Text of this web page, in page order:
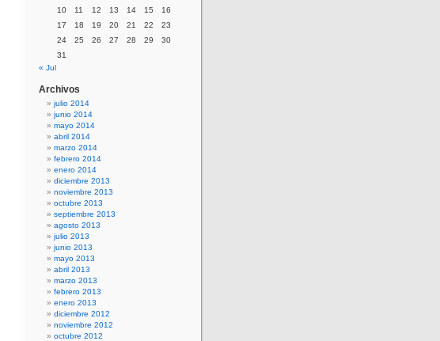
10
11 12 13 14 15
16
17
18 19 20 21 22
23
24
25 26 27 28 29
30
31
« Jul
Archivos
julio 2014
junio 2014
mayo 2014
abril 2014
marzo 2014
febrero 2014
enero 2014
diciembre 2013
noviembre 2013
octubre 2013
septiembre 2013
agosto 2013
julio 2013
junio 2013
mayo 2013
abril 2013
marzo 2013
febrero 2013
enero 2013
diciembre 2012
noviembre 2012
octubre 2012